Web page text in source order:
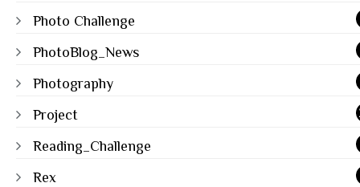
Photo Challenge
PhotoBlog_News
Photography
Project
Reading_Challenge
Rex